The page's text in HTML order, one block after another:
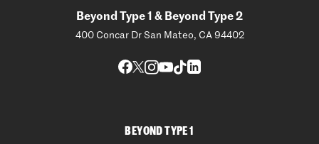
Beyond Type 1 & Beyond Type 2
400 Concar Dr San Mateo, CA 94402
BEYOND TYPE 1